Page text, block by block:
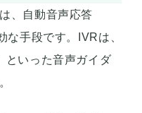
、自動音声応答
な手段です。IVRは、
といった音声ガイダ